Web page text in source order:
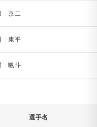
京二
康平
颯斗
選手名